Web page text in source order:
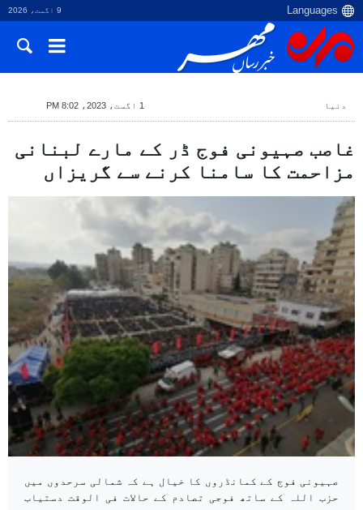
9 اگست، 2026
دنیا 1 اگست، 2023، 8:02 PM
غاصب صہیونی فوج ڈر کے مارے لبنانی
مزاحمت کا سامنا کرنے سے گریزاں
صہیونی فوج کے کمانڈروں کا خیال ہے کہ شمالی سرحدوں میں
حزب اللہ کے ساتھ فوجی تصادم کے حالات فی الوقت دستیاب